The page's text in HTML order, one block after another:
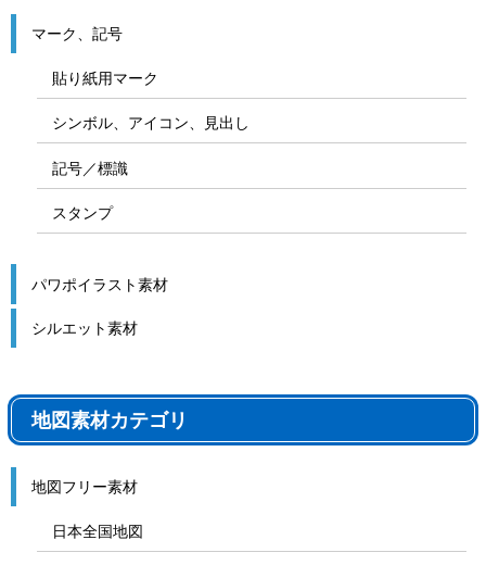
マーク、記号
貼り紙用マーク
シンボル、アイコン、見出し
記号／標識
スタンプ
パワポイラスト素材
シルエット素材
地図素材カテゴリ
地図フリー素材
日本全国地図